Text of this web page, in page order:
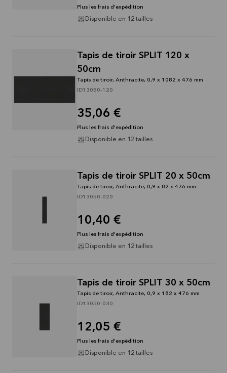
Plus les frais d'expédition
Disponible en 12 tailles
Tapis de tiroir SPLIT 120 x
50cm
Tapis de tiroir, Anthracite, 0,9 x 1082 x 476 mm
ID13050-120
35,06 €
Plus les frais d'expédition
Disponible en 12 tailles
Tapis de tiroir SPLIT 20 x 50cm
Tapis de tiroir, Anthracite, 0,9 x 82 x 476 mm
ID13050-020
10,40 €
Plus les frais d'expédition
Disponible en 12 tailles
Tapis de tiroir SPLIT 30 x 50cm
Tapis de tiroir, Anthracite, 0,9 x 182 x 476 mm
ID13050-030
12,05 €
Plus les frais d'expédition
Disponible en 12 tailles